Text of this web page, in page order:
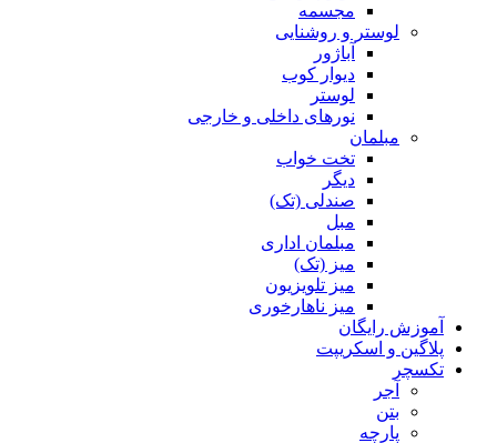
مجسمه
لوستر و روشنایی
آباژور
دیوار کوب
لوستر
نورهای داخلی و خارجی
مبلمان
تخت خواب
دیگر
صندلی (تک)
مبل
مبلمان اداری
میز (تک)
میز تلویزیون
میز ناهارخوری
آموزش رایگان
پلاگین و اسکریپت
تکسچر
آجر
بتن
پارچه